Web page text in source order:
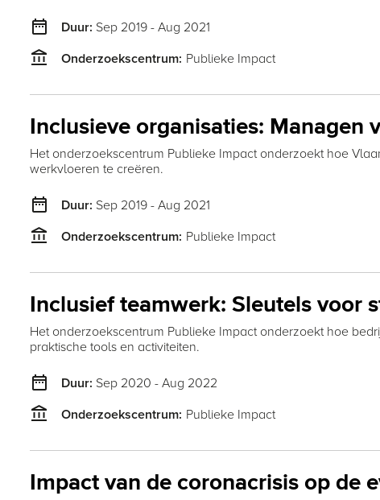
date_range Duur: Sep 2019 - Aug 2021
account_balance Onderzoekscentrum: Publieke Impact
Inclusieve organisaties:
Het onderzoekscentrum Publieke Impact onderzoekt hoe
werkvloeren te creëren.
date_range Duur: Sep 2019 - Aug 2021
account_balance Onderzoekscentrum: Publieke Impact
Inclusief teamwerk: Sleutels voor
Het onderzoekscentrum Publieke Impact onderzoekt hoe
praktische tools en activiteiten.
date_range Duur: Sep 2020 - Aug 2022
account_balance Onderzoekscentrum: Publieke Impact
Impact van de coronacrisis op de